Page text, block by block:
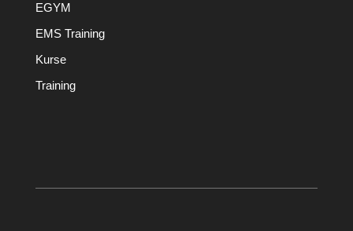
EGYM
EMS Training
Kurse
Training